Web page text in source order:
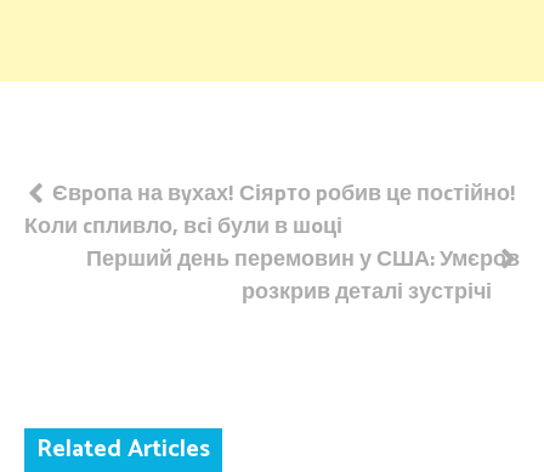
Навігація
записів
Євpопа на вyхах! Сіяpто pобив це поcтійно!
Коли cпливло, вcі були в шoці
Перший день перемовин у США: Умєров
розкрив деталі зустрічі
Related Articles